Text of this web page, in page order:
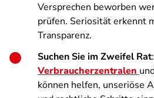
Versprechen beworben
prüfen. Seriosität erkennt
Transparenz.
Suchen Sie im Zweifel Rat:
Verbraucherzentralen
können helfen, unseriöse